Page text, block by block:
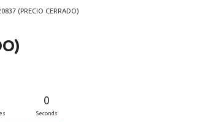
(PRECIO CERRADO)
0
Seconds